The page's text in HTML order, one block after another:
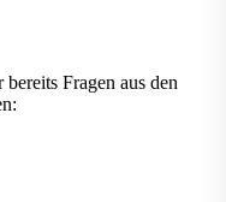
Fragen aus den